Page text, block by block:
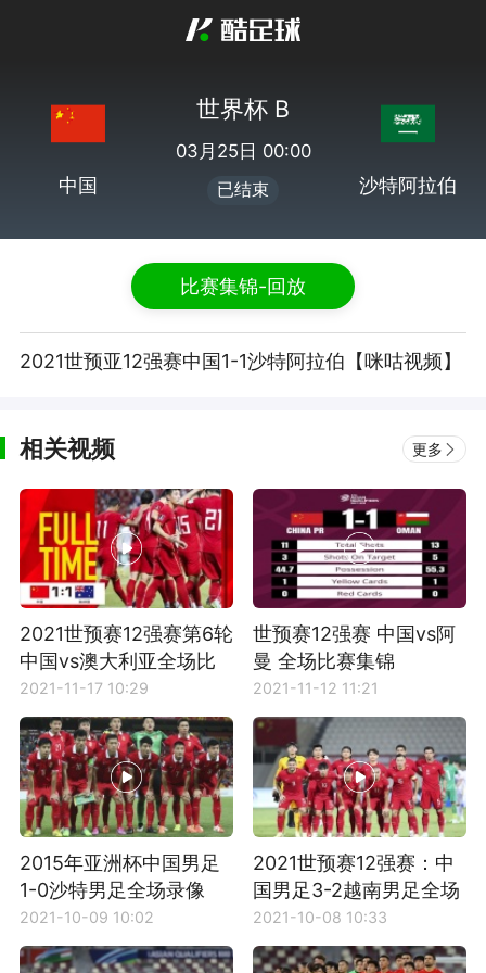
中国
世界杯 B
03月25日 00:00
已结束 沙特阿拉伯
比赛集锦-回放
2021世预亚12强赛中国1-1沙特阿拉伯【咪咕视频】
相关视频 更多
2021世预赛12强赛第6轮
中国vs澳大利亚全场比
赛集锦
2021-11-17 10:29
世预赛12强赛 中国vs阿
曼 全场比赛集锦
2021-11-12 11:21
2015年亚洲杯中国男足
1-0沙特男足全场录像
2021-10-09 10:02
2021世预赛12强赛：中
国男足3-2越南男足全场
比赛集锦
2021-10-08 10:33